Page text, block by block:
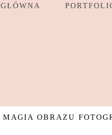
GŁÓWNA
MAGIA OBRAZU